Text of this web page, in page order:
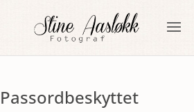
Passordbeskyttet